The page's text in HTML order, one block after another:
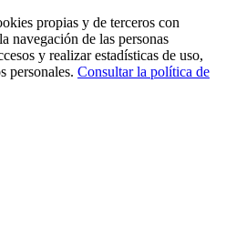
propias y de terceros con
navegación de las personas
y realizar estadísticas de uso,
personales. Consultar la política de